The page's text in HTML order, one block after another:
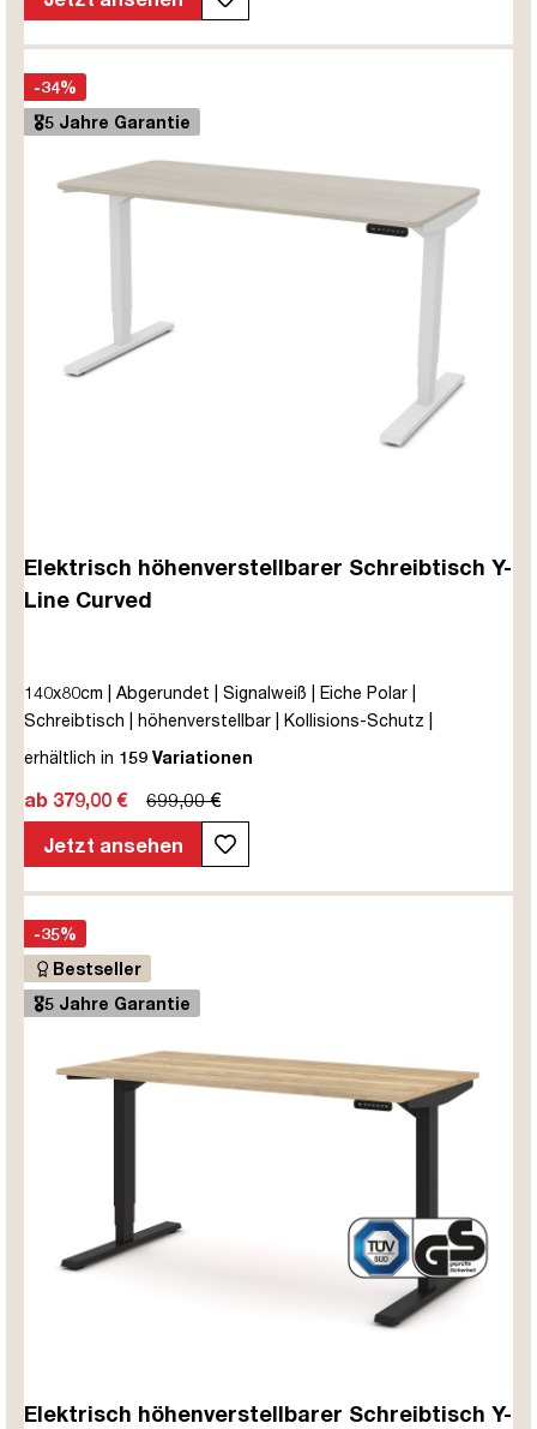
-34%
🎖️5 Jahre Garantie
Elektrisch höhenverstellbarer Schreibtisch Y-
Line Curved
140x80cm | Abgerundet | Signalweiß | Eiche Polar |
Schreibtisch | höhenverstellbar | Kollisions-Schutz |
Elektrisch höhenverstellbar | Kindersicherung | Metall | Holz |
mobiles Arbeiten | bis zu 80 kg | Y-Line | Y-Line Curved |
erhältlich in 159 Variationen
ab 379,00 €
699,00 €
Jetzt ansehen
-35%
Bestseller
🎖️5 Jahre Garantie
Elektrisch höhenverstellbarer Schreibtisch Y-